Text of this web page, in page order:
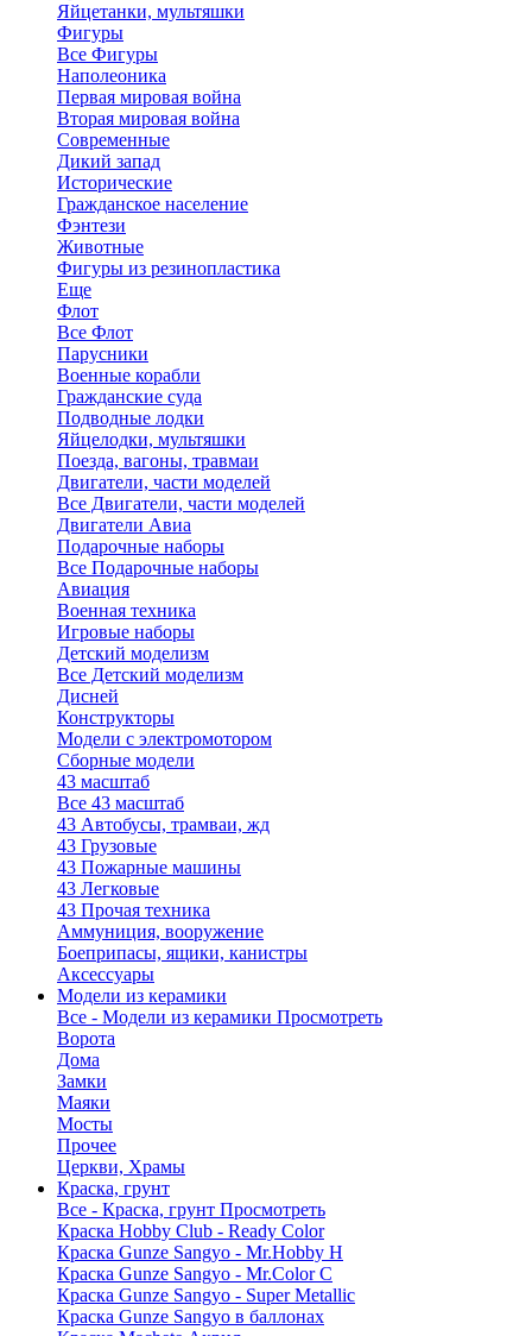
Яйцетанки, мультяшки
Фигуры
Все Фигуры
Наполеоника
Первая мировая война
Вторая мировая война
Современные
Дикий запад
Исторические
Гражданское население
Фэнтези
Животные
Фигуры из резинопластика
Еще
Флот
Все Флот
Парусники
Военные корабли
Гражданские суда
Подводные лодки
Яйцелодки, мультяшки
Поезда, вагоны, травмаи
Двигатели, части моделей
Все Двигатели, части моделей
Двигатели Авиа
Подарочные наборы
Все Подарочные наборы
Авиация
Военная техника
Игровые наборы
Детский моделизм
Все Детский моделизм
Дисней
Конструкторы
Модели с электромотором
Сборные модели
43 масштаб
Все 43 масштаб
43 Автобусы, трамваи, жд
43 Грузовые
43 Пожарные машины
43 Легковые
43 Прочая техника
Аммуниция, вооружение
Боеприпасы, ящики, канистры
Аксессуары
Модели из керамики
Все - Модели из керамики Просмотреть
Ворота
Дома
Замки
Маяки
Мосты
Прочее
Церкви, Храмы
Краска, грунт
Все - Краска, грунт Просмотреть
Краска Hobby Club - Ready Color
Краска Gunze Sangyo - Mr.Hobby H
Краска Gunze Sangyo - Mr.Color C
Краска Gunze Sangyo - Super Metallic
Краска Gunze Sangyo в баллонах